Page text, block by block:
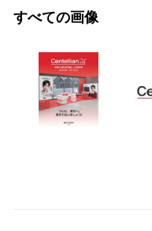
すべての画像